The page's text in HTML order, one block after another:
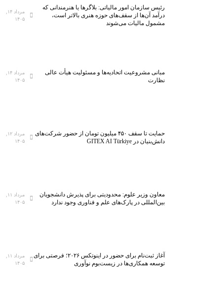
رئیس سازمان امور مالیاتی: بلاگر‌ها یا هنرمندانی که
درآمد آن‌ها از سقف‌های حوزه هنری بالاتر است،
مشمول مالیات می‌شوند
۱۴۰۵
مبانی مشروعیت اتحادیه‌ها و مسئولیت هیأت عالی
نظارت
۱۴۰۵
حمایت تا سقف ۴۵۰ میلیون تومان از حضور شرکت‌های
دانش‌بنیان در GITEX AI Türkiye
۱۴۰۵
معاون وزیر علوم: محدودیتی برای پذیرش دانشجویان
بین‌المللی در پارک‌های علم و فناوری وجود ندارد
۱۴۰۵
آغاز ثبت‌نام برای حضور در اینوتکس ۲۰۲۶؛ فرصتی برای
توسعه همکاری‌ها در زیست‌بوم نوآوری
۱۴۰۵